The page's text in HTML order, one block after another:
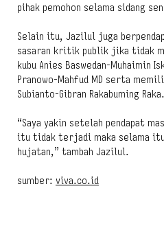
pihak pemohon selama sidang
Selain itu, Jazilul juga
sasaran kritik publik jika tidak
kubu Anies Baswedan-Muhaimin
Pranowo-Mahfud MD serta
Subianto-Gibran Rakabuming Raka.
“Saya yakin setelah pendapat
itu tidak terjadi maka selama
hujatan,” tambah Jazilul.
sumber: viva.co.id